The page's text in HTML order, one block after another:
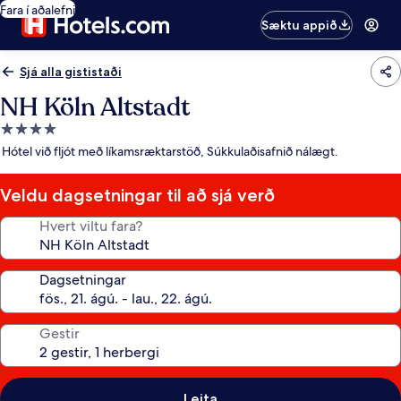
Fara í aðalefni
Sæktu appið
Sjá alla gististaði
NH Köln Altstadt
4.0
stjörnu
Hótel við fljót með líkamsræktarstöð, Súkkulaðisafnið nálægt.
Veldu dagsetningar til að sjá verð
Hvert viltu fara?
Dagsetningar
Gestir